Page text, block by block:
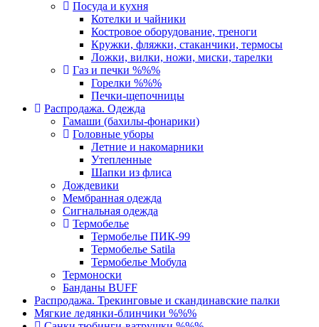
Посуда и кухня
Котелки и чайники
Костровое оборудование, треноги
Кружки, фляжки, стаканчики, термосы
Ложки, вилки, ножи, миски, тарелки
Газ и печки %%%
Горелки %%%
Печки-щепочницы
Распродажа. Одежда
Гамаши (бахилы-фонарики)
Головные уборы
Летние и накомарники
Утепленные
Шапки из флиса
Дождевики
Мембранная одежда
Сигнальная одежда
Термобелье
Термобелье ПИК-99
Термобелье Satila
Термобелье Мобула
Термоноски
Банданы BUFF
Распродажа. Трекинговые и скандинавские палки
Мягкие ледянки-блинчики %%%